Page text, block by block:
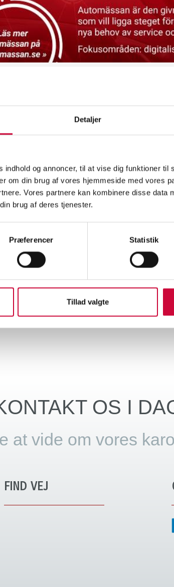
Detaljer
og annoncer, til at vise dig funktioner til
om din brug af vores hjemmeside med vores
Vores partnere kan kombinere disse data
brug af deres tjenester.
Præferencer Statistik
Tillad valgte
Automässan 2026 i Svenska Mässan i
Nordens største mødested for eftermarkedet, og
vores brede produktsortiment.
den 14.–17. januar 2026 på stand C02:01.
kl. 9–17
kl. 9–17
kl. 9–15
OS I
at vide om vores
FIND VEJ